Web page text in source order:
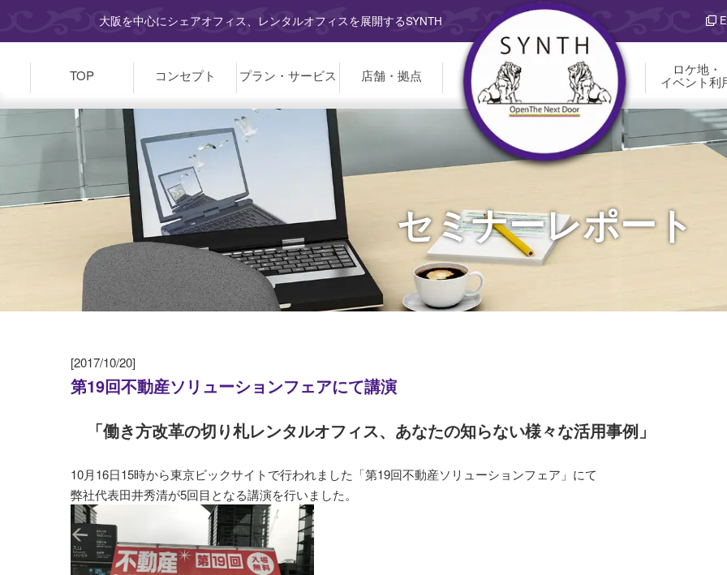
大阪を中心にシェアオフィス、レンタルオフィスを展開するSYNTH
TOP コンセプト プラン・ サービス 店舗・拠点 ロケ地・
イベント利
セミナーレポート
[2017/10/20]
第19回不動産ソリューションフェアにて講演
「働き方改革の切り札レンタルオフィス、あなたの知らない様々な活用事例」
10月16日15時から東京ビックサイトで行われました「第19回不動産ソリューションフェア」にて
弊社代表田井秀清が5回目となる講演を行いました。